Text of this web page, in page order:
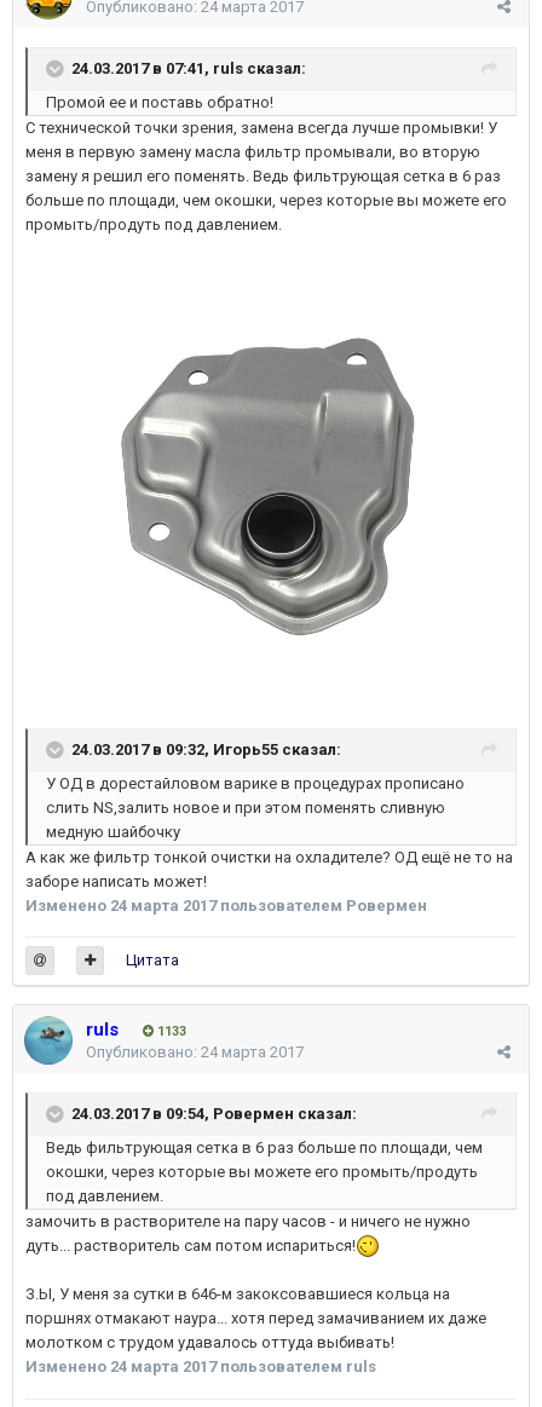
Опубликовано: 24 марта 2017
24.03.2017 в 07:41, ruls сказал:
Промой ее и поставь обратно!
C технической точки зрения, замена всегда лучше промывки! У
меня в первую замену масла фильтр промывали, во вторую
замену я решил его поменять. Ведь фильтрующая сетка в 6 раз
больше по площади, чем окошки, через которые вы можете его
промыть/продуть под давлением.
24.03.2017 в 09:32, Игорь55 сказал:
У ОД в дорестайловом варике в процедурах прописано
слить NS,залить новое и при этом поменять сливную
медную шайбочку
А как же фильтр тонкой очистки на охладителе? ОД ещё не то на
заборе написать может!
Изменено 24 марта 2017пользователем Ровермен
Цитата
ruls 1133
Опубликовано: 24 марта 2017
24.03.2017 в 09:54, Ровермен сказал:
Ведь фильтрующая сетка в 6 раз больше по площади, чем
окошки, через которые вы можете его промыть/продуть
под давлением.
замочить в растворителе на пару часов - и ничего не нужно
дуть... растворитель сам потом испариться!
З.Ы, У меня за сутки в 646-м закоксовавшиеся кольца на
поршнях отмакают наура... хотя перед замачиванием их даже
молотком с трудом удавалось оттуда выбивать!
Изменено 24 марта 2017пользователем ruls